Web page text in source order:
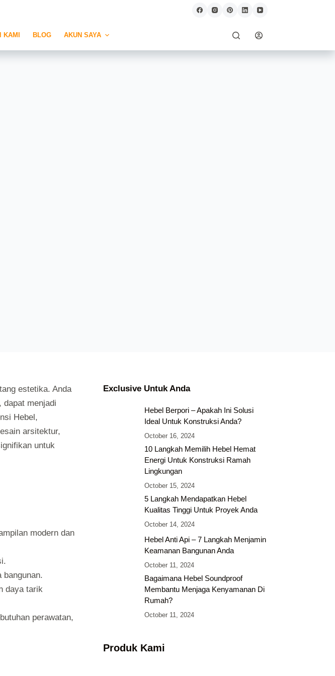
KAMI BLOG AKUN SAYA
estetika. Anda
dapat menjadi
Hebel,
arsitektur,
untuk
modern dan
daya tarik
perawatan,
Exclusive Untuk Anda
Hebel Berpori – Apakah Ini Solusi
Ideal Untuk Konstruksi Anda?
October 16, 2024
10 Langkah Memilih Hebel Hemat
Energi Untuk Konstruksi Ramah
Lingkungan
October 15, 2024
5 Langkah Mendapatkan Hebel
Kualitas Tinggi Untuk Proyek Anda
October 14, 2024
Hebel Anti Api – 7 Langkah Menjamin
Keamanan Bangunan Anda
October 11, 2024
Bagaimana Hebel Soundproof
Membantu Menjaga Kenyamanan Di
Rumah?
October 11, 2024
Produk Kami